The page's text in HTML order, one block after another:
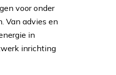
voor onder
Van advies en
in
inrichting